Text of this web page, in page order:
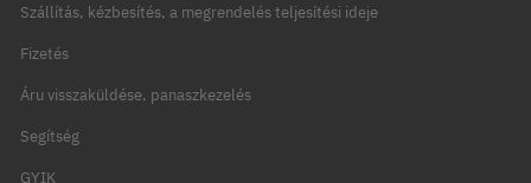
Szállítás, kézbesítés, a megrendelés teljesítési ideje
Fizetés
Áru visszaküldése, panaszkezelés
Segítség
GYIK